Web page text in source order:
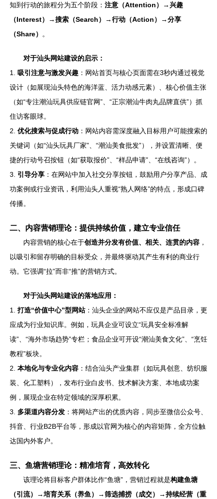
知到行动的旅程分为五个阶段： 注意（Attention）→兴趣
（Interest）→搜索（Search）→行动（Action）→分享
（Share） 。
对于汕头网站建设的启示：
1. 吸引注意与激发兴趣 ：网站首页与核心页面需在3秒内通过视觉
设计（如展现汕头特色的海洋蓝、活力动感元素）、核心价值主张
（如“专注潮汕玩具供应链官网”、“正宗潮汕牛肉丸品牌直供”）抓
住访客眼球。
2. 优化搜索与促成行动 ：网站内容需深度融入目标用户可能搜索的
关键词（如“汕头玩具厂家”、“潮汕美食批发”），并设置清晰、便
捷的行动号召按钮（如“获取报价”、“样品申请”、“在线咨询”）。
3. 引导分享 ：在网站中加入社交分享按钮，鼓励用户分享产品、成
功案例或行业资讯，利用汕头人重视“熟人网络”的特点，形成口碑
传播。
二、内容营销理论：提供持续价值，建立专业信任
内容营销的核心在于创造并分发有价值、相关、连贯的内容 ，
以吸引和留存明确的目标受众，并最终驱动其产生有利的商业行
动。它强调“拉”而非“推”的营销方式。
对于汕头网站建设的落地应用：
1. 打造“价值中心”型网站：汕头企业的网站不应仅是产品目录，更
应成为行业知识库。例如，玩具企业可设立“玩具安全标准解
读”、“海外市场趋势”专栏；食品企业可开设“潮汕美食文化”、“烹饪
教程”板块。
2. 本地化与专业化内容 ：结合汕头产业集群（如玩具创意、纺织服
装、化工塑料），发布行业白皮书、技术解决方案、本地成功案
例，展现企业在特定领域的深厚积累。
3. 多渠道内容分发 ：将网站产出的优质内容，同步至微信公众号、
抖音、行业B2B平台等，形成以官网为核心的内容矩阵，全方位触
达国内外客户。
三、鱼塘营销理论：精准培育，高效转化
该理论将目标客户群体比作“鱼塘”，营销过程就是构建鱼塘
（引流）→培育关系（养鱼）→筛选捕捞（成交）→持续经营（重